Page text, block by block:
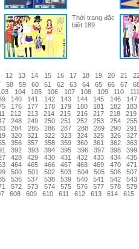
Thời trang đặc
biệt 189
12 13 14 15 16 17 18 19 20 21
58 59 60 61 62 63 64 65 66 67
104 105 106 107 108 109 110
111
140 141 142 143 144 145 146
147
176 177 178 179 180 181 182
183
212 213 214 215 216 217 218
219
248 249 250 251 252 253 254
255
284 285 286 287 288 289 290
291
320 321 322 323 324 325 326
327
356 357 358 359 360 361 362
363
392 393 394 395 396 397 398
399
428 429 430 431 432 433 434
435
464 465 466 467 468 469 470
471
500 501 502 503 504 505 506
507
536 537 538 539 540 541 542
543
572 573 574 575 576 577 578
579
608 609 610 611 612 613 614 615